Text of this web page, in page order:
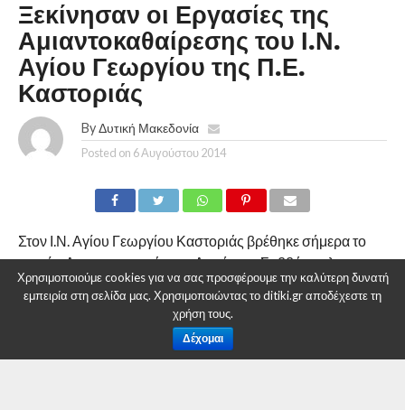
Ξεκίνησαν οι Εργασίες της
Αμιαντοκαθαίρεσης του Ι.Ν.
Αγίου Γεωργίου της Π.Ε.
Καστοριάς
By Δυτική Μακεδονία
Posted on 6 Αυγούστου 2014
Στον Ι.Ν. Αγίου Γεωργίου Καστοριάς βρέθηκε σήμερα το
πρωί ο Αντιπεριφερειάρχης Δημήτρης Σαββόπουλος,
συνοδευόμενος από τον Προϊστάμενο Δομών
Περιβάλλοντος της Διεύθυνσης Τεχνικών Έργων ΠΕ
Καστοριάς, προκειμένου να δουν από κοντά τις εργασίες
που ξεκίνησαν για την αντικατάσταση της στέγης του ναού.
Χρησιμοποιούμε cookies για να σας προσφέρουμε την καλύτερη δυνατή
εμπειρία στη σελίδα μας. Χρησιμοποιώντας το ditiki.gr αποδέχεστε τη
χρήση τους.
Δέχομαι